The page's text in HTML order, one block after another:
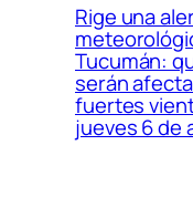
Rige una
Tucumán:
serán
fuertes
jueves 6 de